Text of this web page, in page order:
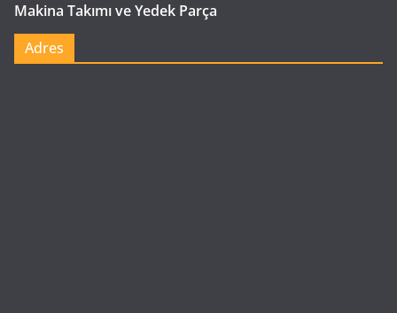
Makina Takımı ve Yedek Parça
Adres